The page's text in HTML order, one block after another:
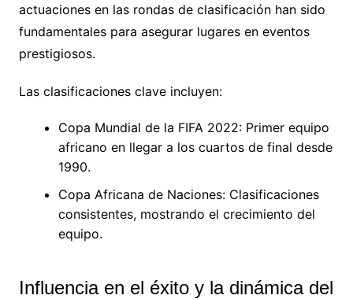
actuaciones en las rondas de clasificación han sido
fundamentales para asegurar lugares en eventos
prestigiosos.
Las clasificaciones clave incluyen:
Copa Mundial de la FIFA 2022: Primer equipo
africano en llegar a los cuartos de final desde
1990.
Copa Africana de Naciones: Clasificaciones
consistentes, mostrando el crecimiento del
equipo.
Influencia en el éxito y la dinámica del